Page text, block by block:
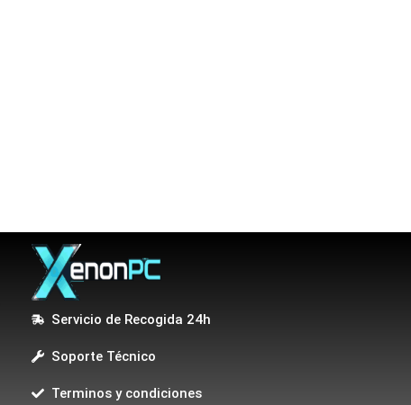
Servicio de Recogida 24h
Soporte Técnico
Terminos y condiciones